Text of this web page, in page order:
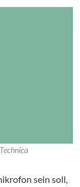
sein soll,